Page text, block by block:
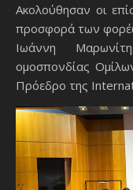
Ακολούθησαν οι επίσημες βραβεύσεις για την κοινωνική
προσφορά των
Ιωάννη
ομοσπονδίας
Πρόεδρο της